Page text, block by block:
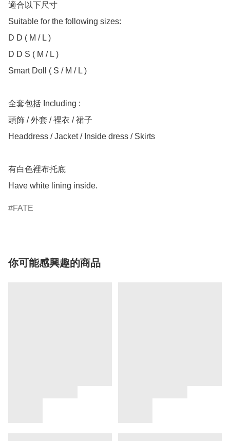
適合以下尺寸
Suitable for the following sizes:
D D ( M / L )
D D S ( M / L )
Smart Doll ( S / M / L )
全套包括 Including :
頭飾 / 外套 / 裡衣 / 裙子
Headdress / Jacket / Inside dress / Skirts
有白色裡布托底
FATE
你可能感興趣的商品